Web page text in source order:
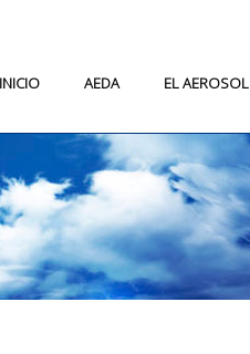
INICIO AEDA EL AEROSOL